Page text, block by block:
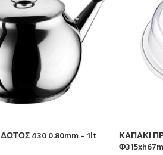
430 0.80mm – 1lt
ΚΑΠΑΚΙ